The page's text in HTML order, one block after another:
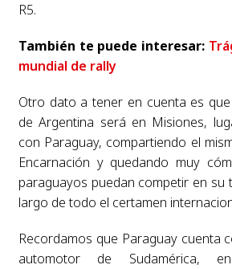
R5.
También te puede interesar:
mundial de rally
Otro dato a tener en cuenta es
de Argentina será en Misiones,
con Paraguay, compartiendo el
Encarnación y quedando muy
paraguayos puedan competir en su
largo de todo el certamen
Recordamos que Paraguay cuenta
automotor de Sudamérica,